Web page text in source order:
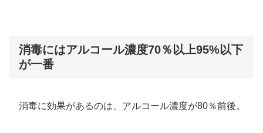
消毒にはアルコール濃度70％以上95%以下
が一番
消毒に効果があるのは、アルコール濃度が80％前後。